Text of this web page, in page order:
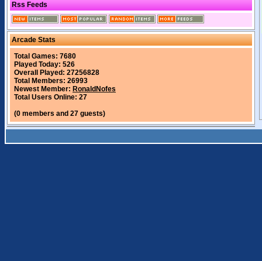
Rss Feeds
Arcade Stats
Total Games: 7680
Played Today: 526
Overall Played: 27256828
Total Members: 26993
Newest Member: RonaldNofes
Total Users Online: 27
(0 members and 27 guests)